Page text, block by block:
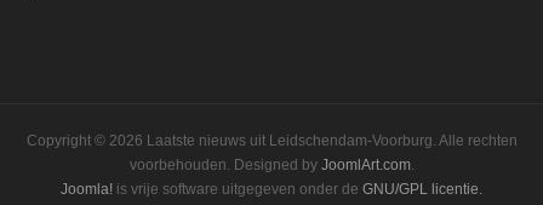
Copyright © 2026 Laatste nieuws uit Leidschendam-Voorburg. Alle rechten
voorbehouden. Designed by JoomlArt.com.
Joomla! is vrije software uitgegeven onder de GNU/GPL licentie.